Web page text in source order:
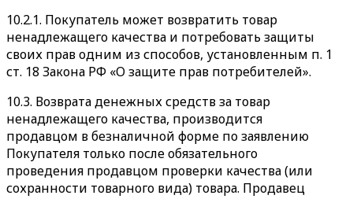
10.2.1. Покупатель может возвратить товар
ненадлежащего качества и потребовать защиты
своих прав одним из способов, установленным п. 1
ст. 18 Закона РФ «О защите прав потребителей».
10.3. Возврата денежных средств за товар
ненадлежащего качества, производится
продавцом в безналичной форме по заявлению
Покупателя только после обязательного
проведения продавцом проверки качества (или
сохранности товарного вида) товара. Продавец